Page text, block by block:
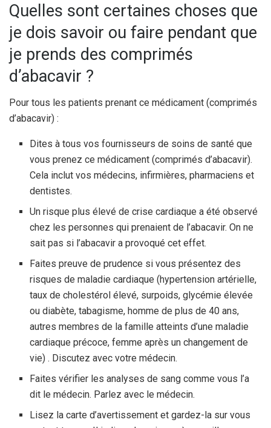
Quelles sont certaines choses que
je dois savoir ou faire pendant que
je prends des comprimés
d’abacavir ?
Pour tous les patients prenant ce médicament (comprimés
d’abacavir) :
Dites à tous vos fournisseurs de soins de santé que
vous prenez ce médicament (comprimés d’abacavir).
Cela inclut vos médecins, infirmières, pharmaciens et
dentistes.
Un risque plus élevé de crise cardiaque a été observé
chez les personnes qui prenaient de l’abacavir. On ne
sait pas si l’abacavir a provoqué cet effet.
Faites preuve de prudence si vous présentez des
risques de maladie cardiaque (hypertension artérielle,
taux de cholestérol élevé, surpoids, glycémie élevée
ou diabète, tabagisme, homme de plus de 40 ans,
autres membres de la famille atteints d’une maladie
cardiaque précoce, femme après un changement de
vie) . Discutez avec votre médecin.
Faites vérifier les analyses de sang comme vous l’a
dit le médecin. Parlez avec le médecin.
Lisez la carte d’avertissement et gardez-la sur vous